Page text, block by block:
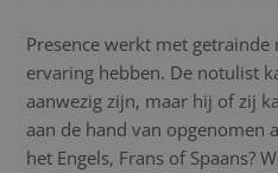
Presence werkt met
ervaring hebben. De notulist
aanwezig zijn, maar hij of zij
aan de hand van opgenomen
het Engels, Frans of Spaans?